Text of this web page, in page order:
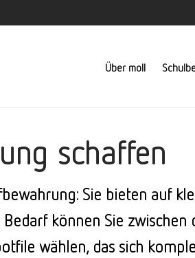
Über moll
schaffen
Sie bieten auf
können Sie
wählen, das sich